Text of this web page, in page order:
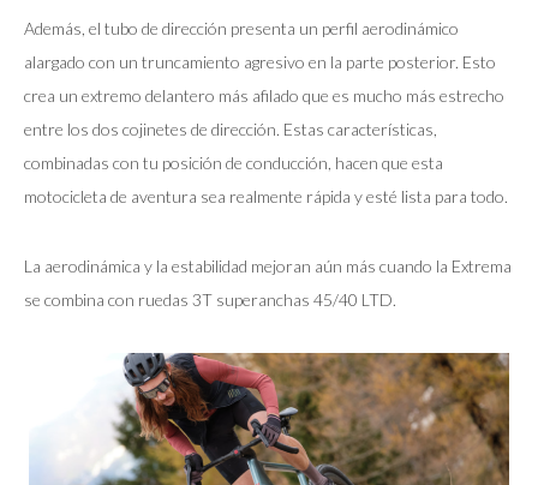
Además, el tubo de dirección presenta un perfil aerodinámico
alargado con un truncamiento agresivo en la parte posterior. Esto
crea un extremo delantero más afilado que es mucho más estrecho
entre los dos cojinetes de dirección. Estas características,
combinadas con tu posición de conducción, hacen que esta
motocicleta de aventura sea realmente rápida y esté lista para todo.
La aerodinámica y la estabilidad mejoran aún más cuando la Extrema
se combina con ruedas 3T superanchas 45/40 LTD.